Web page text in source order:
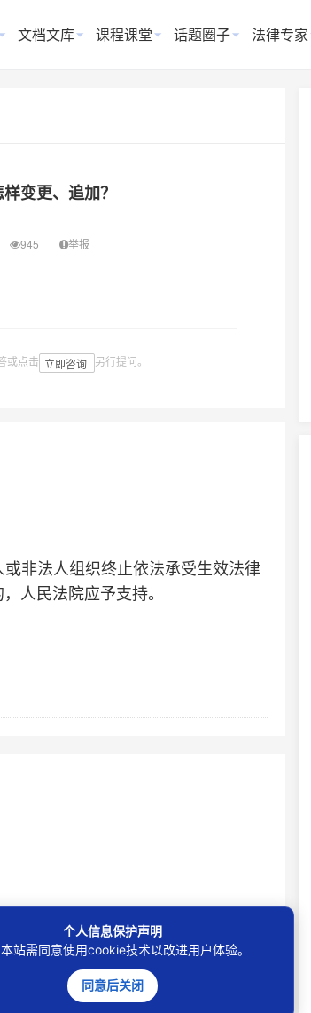
文档文库 课程课堂 话题圈子 法律专家
变更、追加？
945 举报
或点击 立即咨询 另行提问。
非法人组织终止依法承受生效法律
人民法院应予支持。
个人信息保护声明
站需同意使用cookie技术以改进用户体验。
同意后关闭